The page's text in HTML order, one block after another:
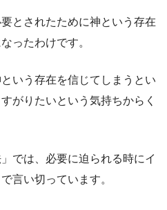
とされたために神という存在
ったわけです。
いう存在を信じてしまうとい
がりたいという気持ちからく
では、必要に迫られる時にイ
言い切っています。